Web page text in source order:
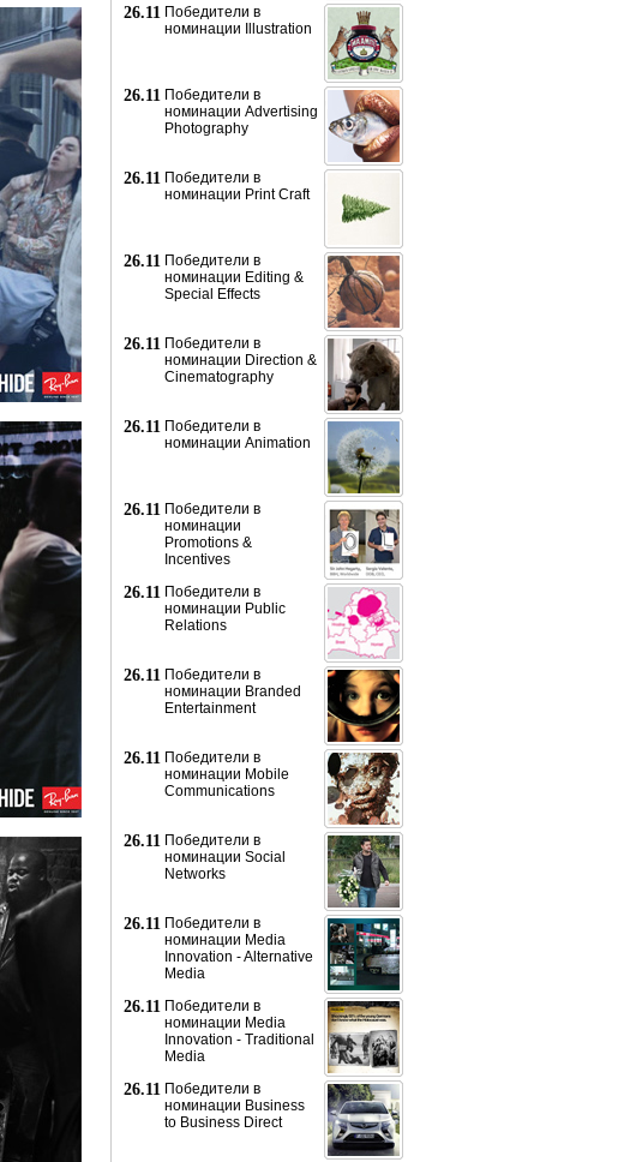
26.11 Победители в
номинации Illustration
26.11 Победители в
номинации Advertising
Photography
26.11 Победители в
номинации Print Craft
26.11 Победители в
номинации Editing &
Special Effects
26.11 Победители в
номинации Direction &
Cinematography
26.11 Победители в
номинации Animation
26.11 Победители в
номинации
Promotions &
Incentives
26.11 Победители в
номинации Public
Relations
26.11 Победители в
номинации Branded
Entertainment
26.11 Победители в
номинации Mobile
Communications
26.11 Победители в
номинации Social
Networks
26.11 Победители в
номинации Media
Innovation - Alternative
Media
26.11 Победители в
номинации Media
Innovation - Traditional
Media
26.11 Победители в
номинации Business
to Business Direct